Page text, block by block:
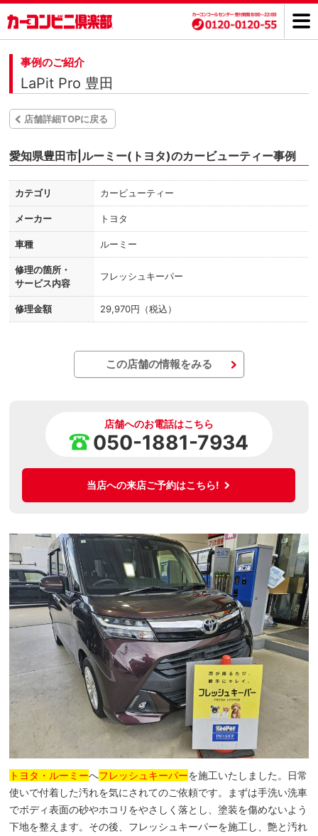
事例のご紹介
LaPit Pro 豊田
店舗詳細TOPに戻る
愛知県豊田市|ルーミー(トヨタ)のカービューティー事例
カテゴリ カービューティー
メーカー トヨタ
車種 ルーミー
修理の箇所・
サービス内容
フレッシュキーパー
修理金額 29,970円（税込）
この店舗の情報をみる
店舗へのお電話はこちら
050-1881-7934
当店への来店ご予約はこちら!
トヨタ・ルーミーへフレッシュキーパーを施工いたしました。日常
使いで付着した汚れを気にされてのご依頼です。まずは手洗い洗車
でボディ表面の砂やホコリをやさしく落とし、塗装を傷めないよう
下地を整えます。その後、フレッシュキーパーを施工し、艶と汚れ